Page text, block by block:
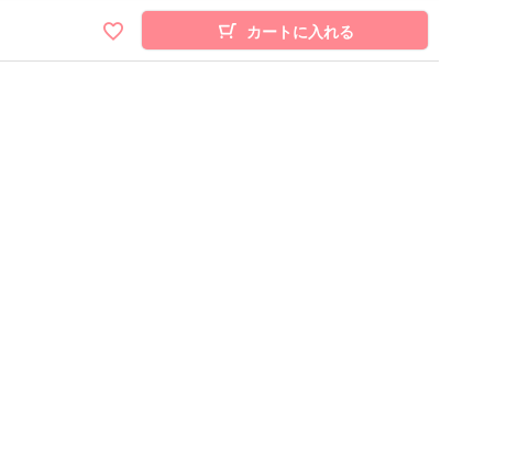
カートに入れる